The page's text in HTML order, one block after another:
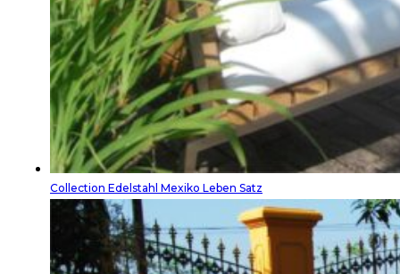
Collection Edelstahl Mexiko Leben Satz